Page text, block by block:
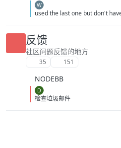
W
used the last one but don't
反馈
社区问题反馈的地方
35 151
NODEBB
D
检查垃圾邮件